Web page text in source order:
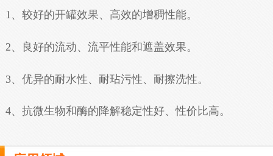
1、较好的开罐效果、高效的增稠性能。
2、良好的流动、流平性能和遮盖效果。
3、优异的耐水性、耐玷污性、耐擦洗性。
4、抗微生物和酶的降解稳定性好、性价比高。